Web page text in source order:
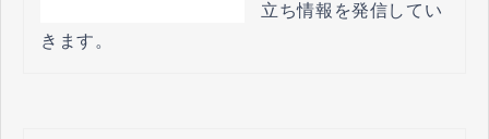
立ち情報を発信してい
きます。